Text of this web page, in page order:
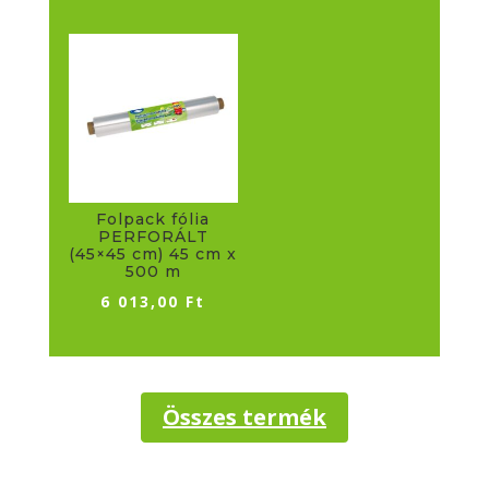
Folpack fólia
PERFORÁLT
(45×45 cm) 45 cm x
500 m
6 013,00 Ft
Összes termék